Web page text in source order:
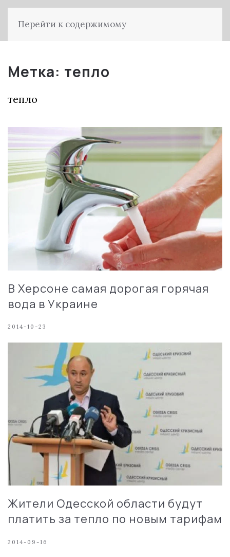
Перейти к содержимому
Метка: тепло
тепло
В Херсоне самая дорогая горячая
вода в Украине
2014-10-23
Жители Одесской области будут
платить за тепло по новым тарифам
2014-09-16